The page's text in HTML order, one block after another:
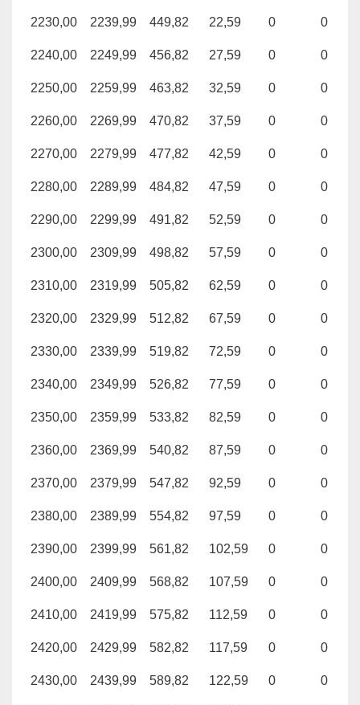
2230,00 2239,99 449,82 22,59 0 0
2240,00 2249,99 456,82 27,59 0 0
2250,00 2259,99 463,82 32,59 0 0
2260,00 2269,99 470,82 37,59 0 0
2270,00 2279,99 477,82 42,59 0 0
2280,00 2289,99 484,82 47,59 0 0
2290,00 2299,99 491,82 52,59 0 0
2300,00 2309,99 498,82 57,59 0 0
2310,00 2319,99 505,82 62,59 0 0
2320,00 2329,99 512,82 67,59 0 0
2330,00 2339,99 519,82 72,59 0 0
2340,00 2349,99 526,82 77,59 0 0
2350,00 2359,99 533,82 82,59 0 0
2360,00 2369,99 540,82 87,59 0 0
2370,00 2379,99 547,82 92,59 0 0
2380,00 2389,99 554,82 97,59 0 0
2390,00 2399,99 561,82 102,59 0 0
2400,00 2409,99 568,82 107,59 0 0
2410,00 2419,99 575,82 112,59 0 0
2420,00 2429,99 582,82 117,59 0 0
2430,00 2439,99 589,82 122,59 0 0